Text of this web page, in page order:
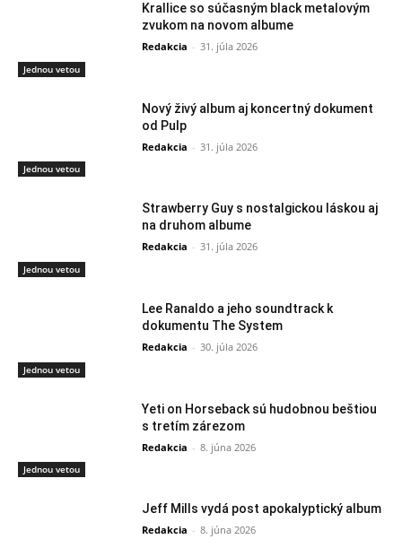
Jednou vetou
Krallice so súčasným black metalovým
zvukom na novom albume
Redakcia - 31. júla 2026
Jednou vetou
Nový živý album aj koncertný dokument
od Pulp
Redakcia - 31. júla 2026
Jednou vetou
Strawberry Guy s nostalgickou láskou aj
na druhom albume
Redakcia - 31. júla 2026
Jednou vetou
Lee Ranaldo a jeho soundtrack k
dokumentu The System
Redakcia - 30. júla 2026
Jednou vetou
Yeti on Horseback sú hudobnou beštiou
s tretím zárezom
Redakcia - 8. júna 2026
Jeff Mills vydá post apokalyptický album
Redakcia - 8. júna 2026